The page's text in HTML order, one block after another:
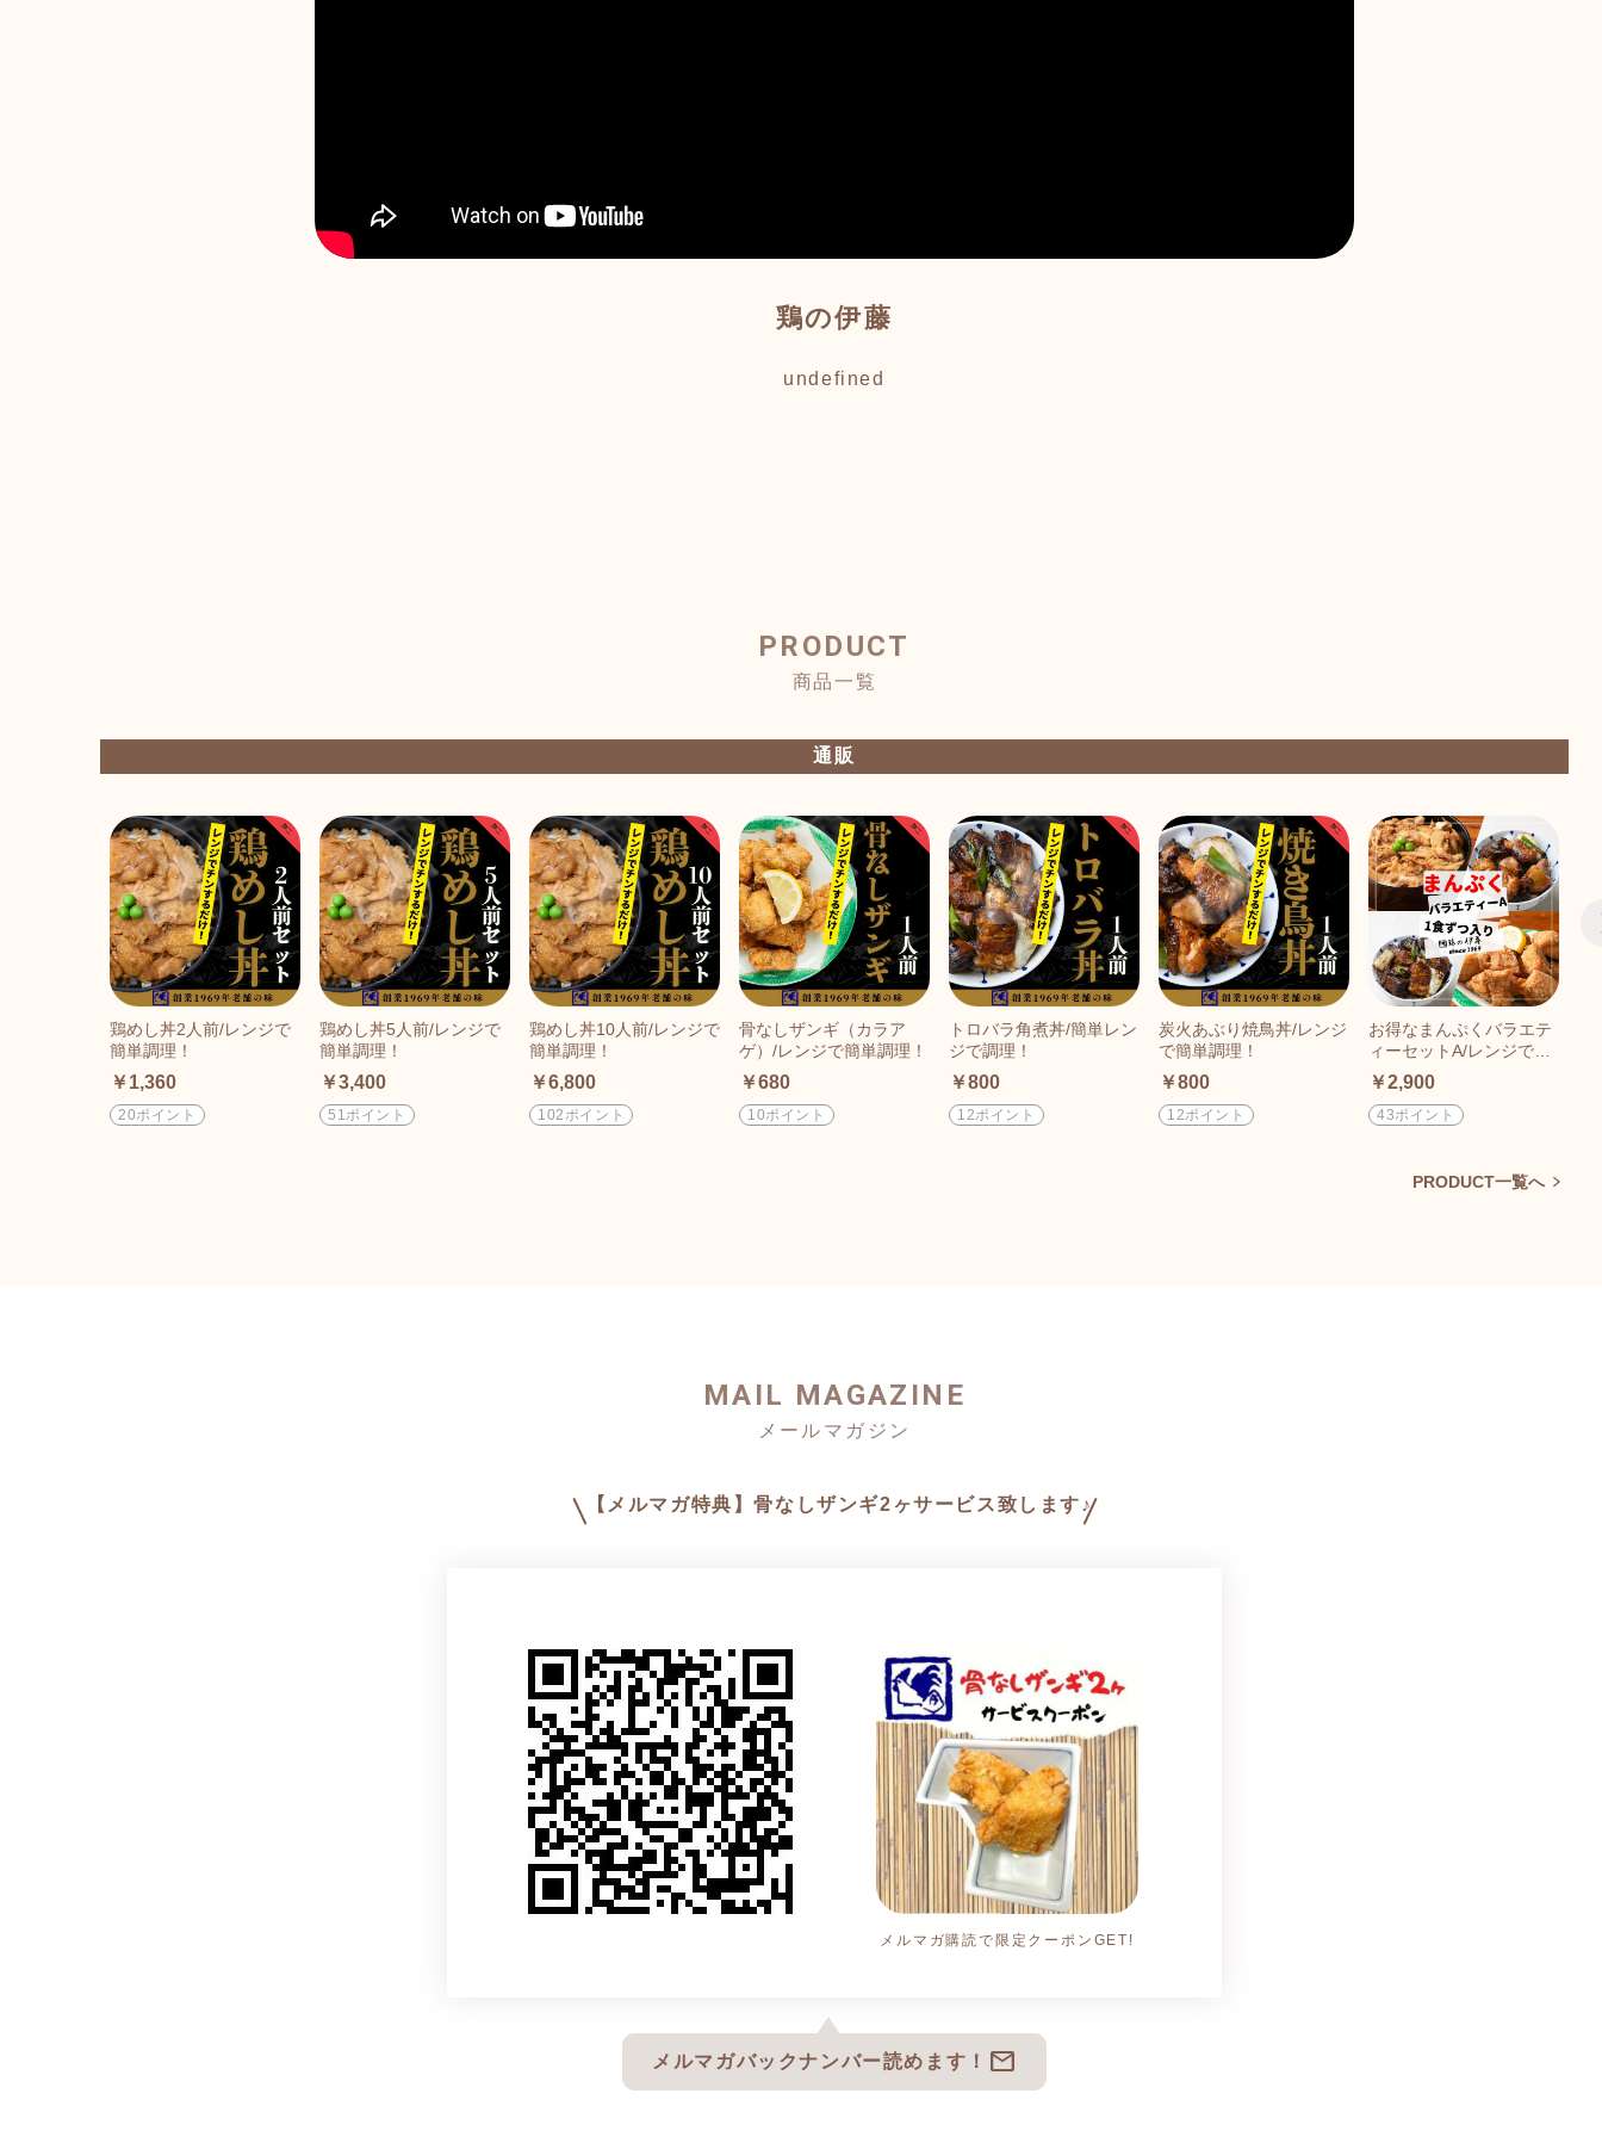
鶏の伊藤
undefined
PRODUCT
商品一覧
通販
鶏めし丼2人前/レンジで
簡単調理！
￥1,360
20ポイント
鶏めし丼5人前/レンジで
簡単調理！
￥3,400
51ポイント
鶏めし丼10人前/レンジで
簡単調理！
￥6,800
102ポイント
骨なしザンギ（カラア
ゲ）/レンジで簡単調理！
￥680
10ポイント
トロバラ角煮丼/簡単レン
ジで調理！
￥800
12ポイント
炭火あぶり焼鳥丼/レンジ
で簡単調理！
￥800
12ポイント
お得なまんぷくバラエテ
ィーセットA/レンジで簡
単調理！
￥2,900
43ポイント
PRODUCT一覧へ
MAIL MAGAZINE
【メルマガ特典】骨なしザンギ2ヶサービス致します♪
メルマガ購読で限定クーポンGET!
メルマガバックナンバー読めます！ mail